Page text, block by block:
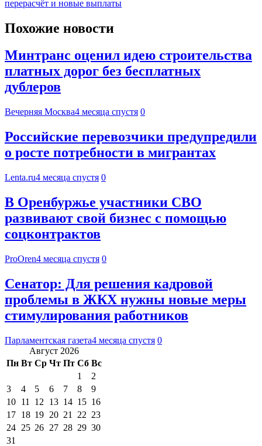
перерасчёт и новые выплаты
Похожие новости
Минтранс оценил идею строительства
платных дорог без бесплатных
дублеров
Вечерняя Москва4 месяца спустя 0
Российские перевозчики предупредили
о росте потребности в мигрантах
Lenta.ru4 месяца спустя 0
В Оренбуржье участники СВО
развивают свой бизнес с помощью
соцконтрактов
ProOren4 месяца спустя 0
Сенатор: Для решения кадровой
проблемы в ЖКХ нужны новые меры
стимулирования работников
Парламентская газета4 месяца спустя 0
Август 2026
Пн Вт Ср Чт Пт Сб Вс
1
2
3
4 5 6 7 8
9
10 11 12 13 14 15 16
17 18 19 20 21 22 23
24 25 26 27 28 29 30
31